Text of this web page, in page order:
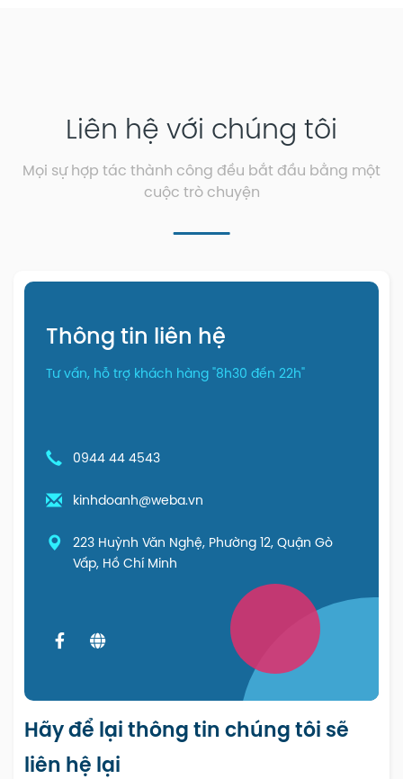
Liên hệ với chúng tôi
Mọi sự hợp tác thành công đều bắt đầu bằng một
cuộc trò chuyện
Thông tin liên hệ
Tư vấn, hỗ trợ khách hàng "8h30 đến 22h"
0944 44 4543
kinhdoanh@weba.vn
223 Huỳnh Văn Nghệ, Phường 12, Quận Gò
Vấp, Hồ Chí Minh
Hãy để lại thông tin chúng tôi sẽ
liên hệ lại